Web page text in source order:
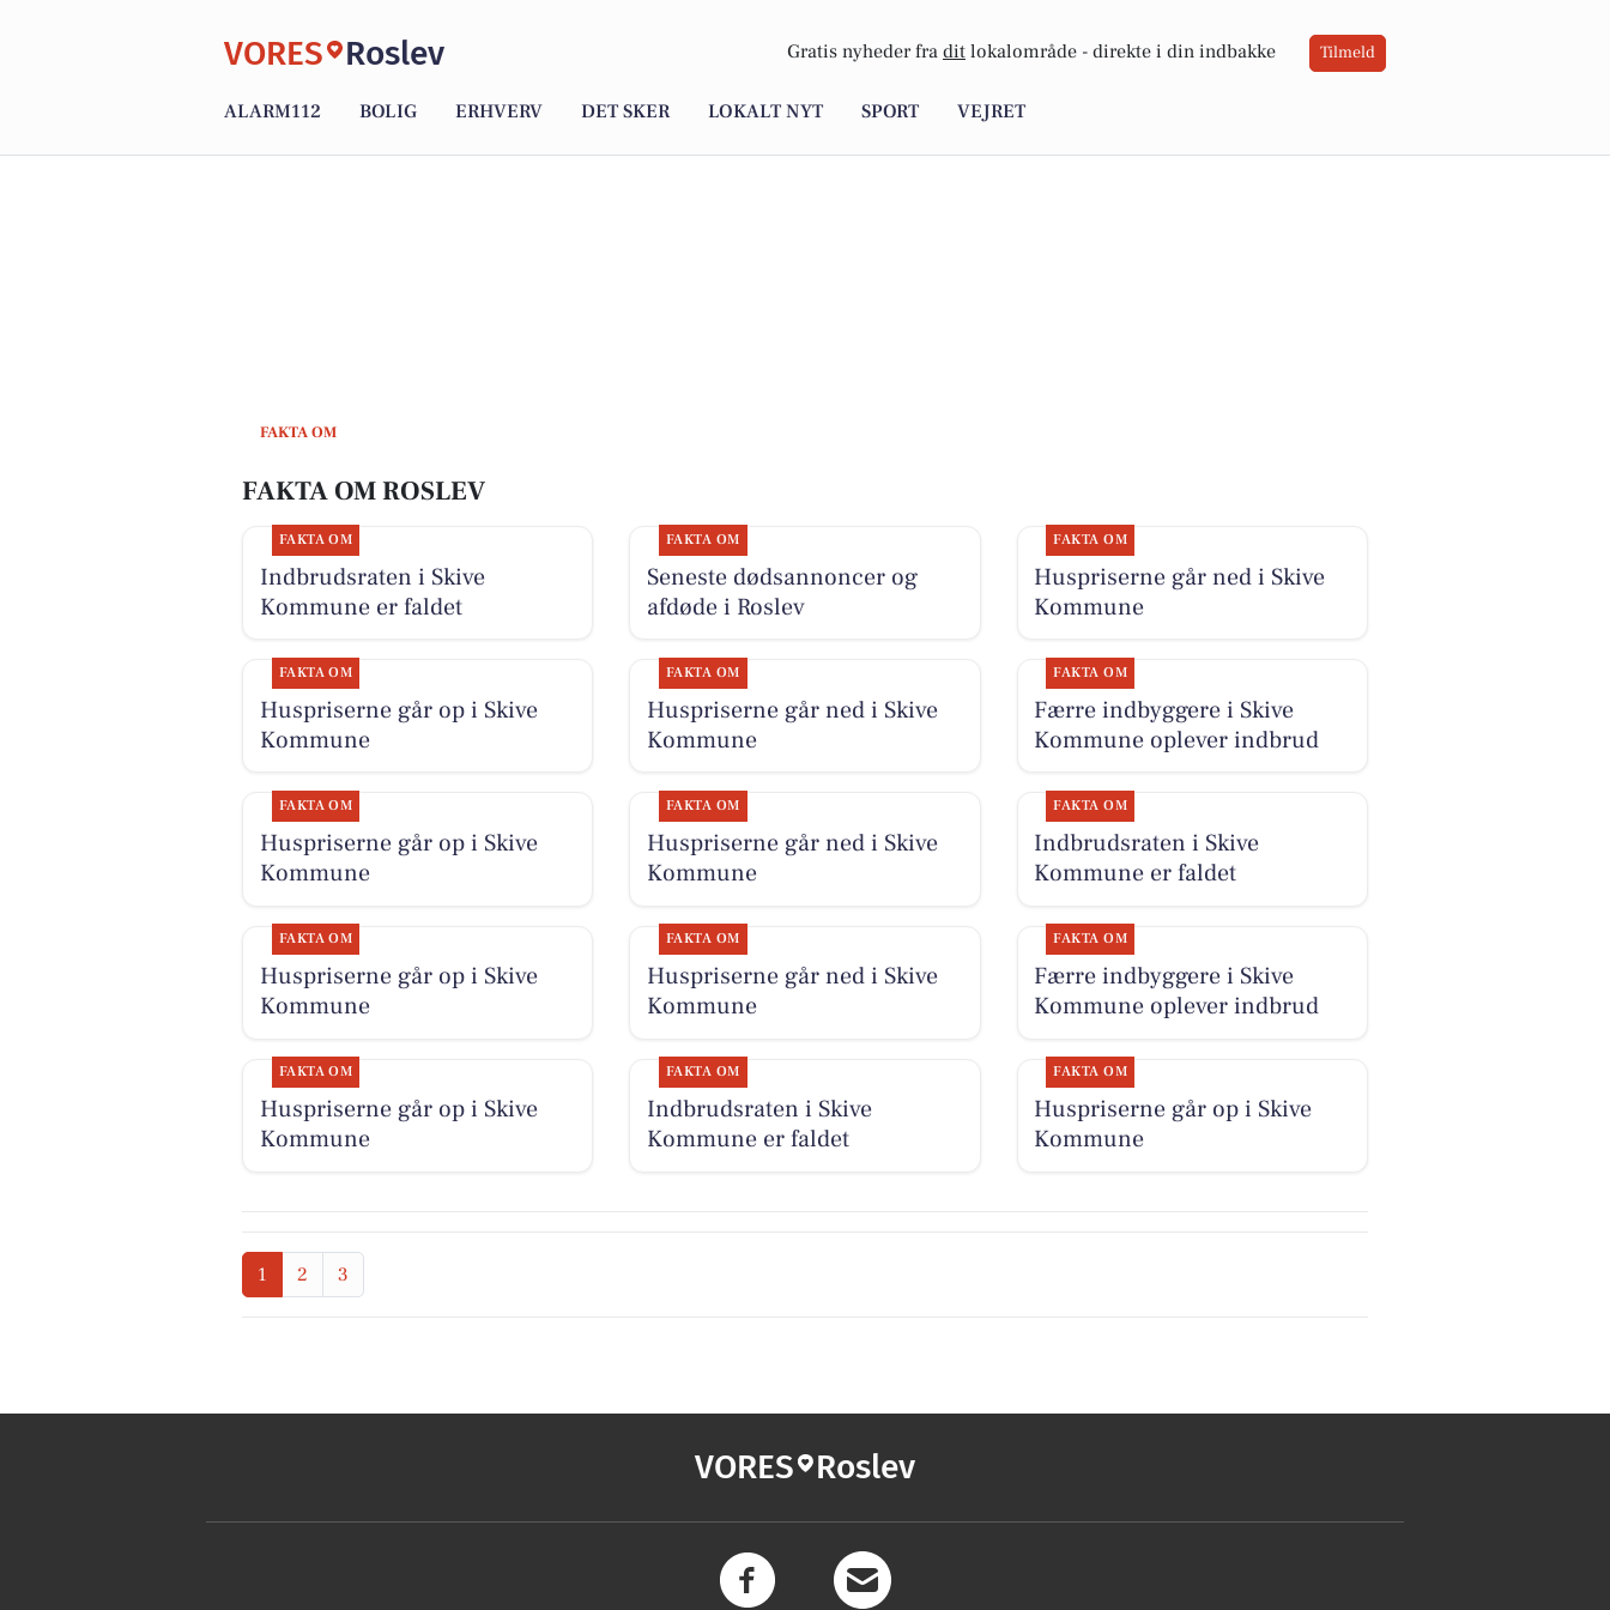
VORES Roslev Gratis nyheder fra dit lokalområde - direkte i din indbakke Tilmeld
ALARM112 BOLIG ERHVERV DET SKER LOKALT NYT SPORT VEJRET
FAKTA OM
FAKTA OM ROSLEV
FAKTA OM
Indbrudsraten i Skive
Kommune er faldet
FAKTA OM
Seneste dødsannoncer og
afdøde i Roslev
FAKTA OM
Huspriserne går ned i Skive
Kommune
FAKTA OM
Huspriserne går op i Skive
Kommune
FAKTA OM
Huspriserne går ned i Skive
Kommune
FAKTA OM
Færre indbyggere i Skive
Kommune oplever indbrud
FAKTA OM
Huspriserne går op i Skive
Kommune
FAKTA OM
Huspriserne går ned i Skive
Kommune
FAKTA OM
Indbrudsraten i Skive
Kommune er faldet
FAKTA OM
Huspriserne går op i Skive
Kommune
FAKTA OM
Huspriserne går ned i Skive
Kommune
FAKTA OM
Færre indbyggere i Skive
Kommune oplever indbrud
FAKTA OM
Huspriserne går op i Skive
Kommune
FAKTA OM
Indbrudsraten i Skive
Kommune er faldet
FAKTA OM
Huspriserne går op i Skive
Kommune
1 2 3
VORES Roslev